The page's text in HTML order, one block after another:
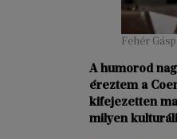
Fehér
A humorod
éreztem a
kifejezetten
milyen